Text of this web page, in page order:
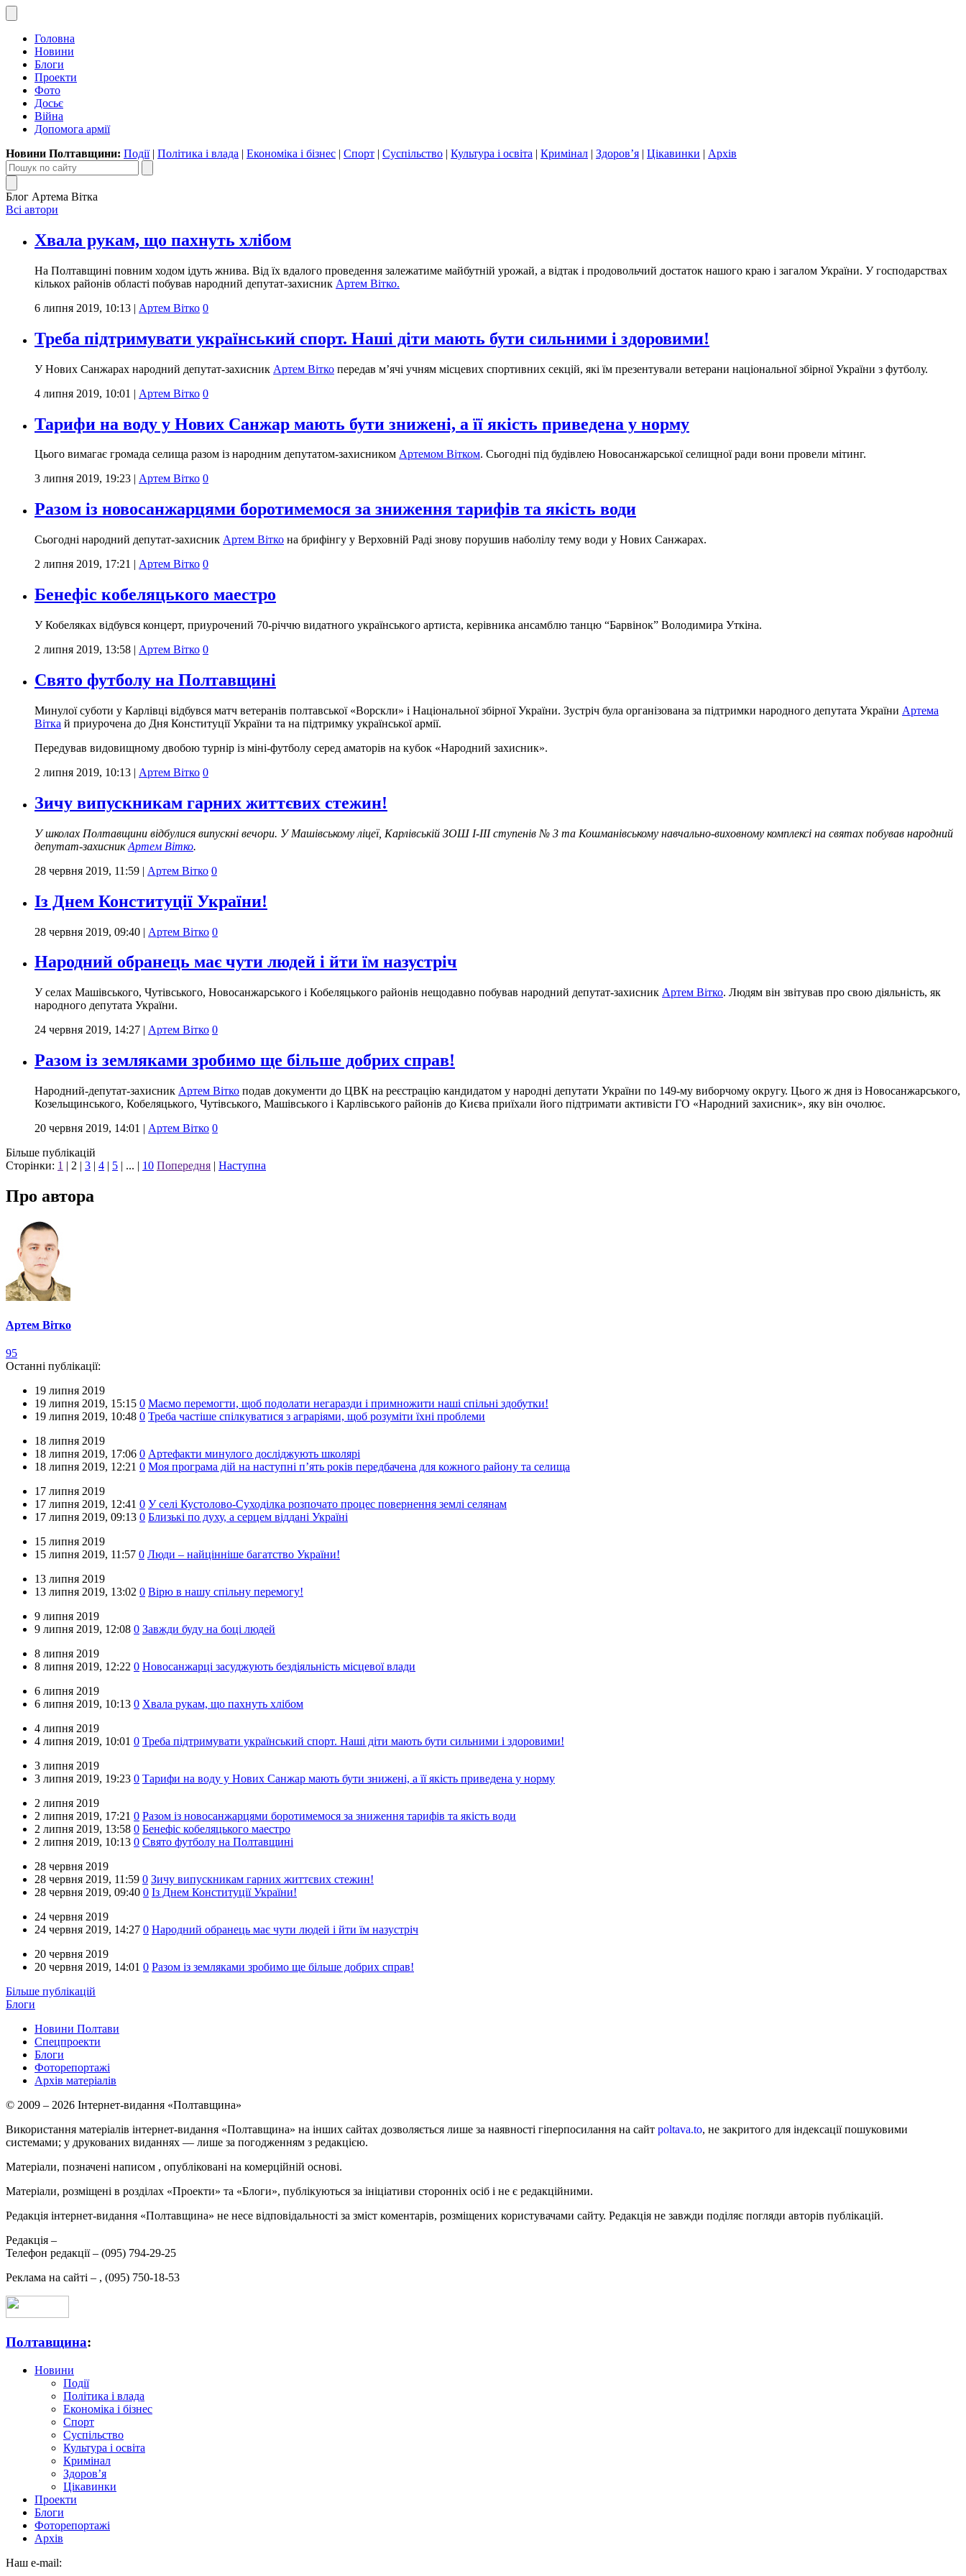
Головна
Новини
Блоги
Проекти
Фото
Досьє
Війна
Допомога армії
Новини Полтавщини: Події| Політика і влада | Економіка і бізнес | Спорт | Суспільство | Культура і освіта | Кримінал | Здоров’я | Цікавинки | Архів
Блог Артема Вітка
Всі автори
Хвала рукам, що пахнуть хлібом
На Полтавщині повним ходом ідуть жнива. Від їх вдалого проведення залежатиме майбутній урожай, а відтак і продовольчий достаток нашого краю і загалом України. У господарствах
кількох районів області побував народний депутат-захисник Артем Вітко.
6 липня 2019, 10:13 | Артем Вітко 0
Треба підтримувати український спорт. Наші діти мають бути сильними і здоровими!
У Нових Санжарах народний депутат-захисник Артем Вітко передав м’ячі учням місцевих спортивних секцій, які їм презентували ветерани національної збірної України з футболу.
4 липня 2019, 10:01 | Артем Вітко 0
Тарифи на воду у Нових Санжар мають бути знижені, а її якість приведена у норму
Цього вимагає громада селища разом із народним депутатом-захисником Артемом Вітком. Сьогодні під будівлею Новосанжарської селищної ради вони провели мітинг.
3 липня 2019, 19:23 | Артем Вітко 0
Разом із новосанжарцями боротимемося за зниження тарифів та якість води
Сьогодні народний депутат-захисник Артем Вітко на брифінгу у Верховній Раді знову порушив наболілу тему води у Нових Санжарах.
2 липня 2019, 17:21 | Артем Вітко 0
Бенефіс кобеляцького маестро
У Кобеляках відбувся концерт, приурочений 70-річчю видатного українського артиста, керівника ансамблю танцю “Барвінок” Володимира Уткіна.
2 липня 2019, 13:58 | Артем Вітко 0
Свято футболу на Полтавщині
Минулої суботи у Карлівці відбувся матч ветеранів полтавської «Ворскли» і Національної збірної України. Зустріч була організована за підтримки народного депутата України Артема
Вітка й приурочена до Дня Конституції України та на підтримку української армії.
Передував видовищному двобою турнір із міні-футболу серед аматорів на кубок «Народний захисник».
2 липня 2019, 10:13 | Артем Вітко 0
Зичу випускникам гарних життєвих стежин!
У школах Полтавщини відбулися випускні вечори. У Машівському ліцеї, Карлівській ЗОШ І-ІІІ ступенів № 3 та Кошманівському навчально-виховному комплексі на святах побував народний
депутат-захисникАртем Вітко.
28 червня 2019, 11:59 | Артем Вітко 0
Із Днем Конституції України!
28 червня 2019, 09:40 | Артем Вітко 0
Народний обранець має чути людей і йти їм назустріч
У селах Машівського, Чутівського, Новосанжарського і Кобеляцького районів нещодавно побував народний депутат-захисник Артем Вітко. Людям він звітував про свою діяльність, як
народного депутата України.
24 червня 2019, 14:27 | Артем Вітко 0
Разом із земляками зробимо ще більше добрих справ!
Народний-депутат-захисник Артем Вітко подав документи до ЦВК на реєстрацію кандидатом у народні депутати України по 149-му виборчому округу. Цього ж дня із Новосанжарського,
Козельщинського, Кобеляцького, Чутівського, Машівського і Карлівського районів до Києва приїхали його підтримати активісти ГО «Народний захисник», яку він очолює.
20 червня 2019, 14:01 | Артем Вітко 0
Більше публікацій
Сторінки: 1 | 2 | 3 | 4 | 5 | ... | 10 Попередня | Наступна
Про автора
Артем Вітко
95
Останні публікації:
19 липня 2019
19 липня 2019, 15:15 0 Маємо перемогти, щоб подолати негаразди і примножити наші спільні здобутки!
19 липня 2019, 10:48 0 Треба частіше спілкуватися з аграріями, щоб розуміти їхні проблеми
18 липня 2019
18 липня 2019, 17:06 0 Артефакти минулого досліджують школярі
18 липня 2019, 12:21 0 Моя програма дій на наступні п’ять років передбачена для кожного району та селища
17 липня 2019
17 липня 2019, 12:41 0 У селі Кустолово-Суходілка розпочато процес повернення землі селянам
17 липня 2019, 09:13 0 Близькі по духу, а серцем віддані Україні
15 липня 2019
15 липня 2019, 11:57 0 Люди – найцінніше багатство України!
13 липня 2019
13 липня 2019, 13:02 0 Вірю в нашу спільну перемогу!
9 липня 2019
9 липня 2019, 12:08 0 Завжди буду на боці людей
8 липня 2019
8 липня 2019, 12:22 0 Новосанжарці засуджують бездіяльність місцевої влади
6 липня 2019
6 липня 2019, 10:13 0 Хвала рукам, що пахнуть хлібом
4 липня 2019
4 липня 2019, 10:01 0 Треба підтримувати український спорт. Наші діти мають бути сильними і здоровими!
3 липня 2019
3 липня 2019, 19:23 0 Тарифи на воду у Нових Санжар мають бути знижені, а її якість приведена у норму
2 липня 2019
2 липня 2019, 17:21 0 Разом із новосанжарцями боротимемося за зниження тарифів та якість води
2 липня 2019, 13:58 0 Бенефіс кобеляцького маестро
2 липня 2019, 10:13 0 Свято футболу на Полтавщині
28 червня 2019
28 червня 2019, 11:59 0 Зичу випускникам гарних життєвих стежин!
28 червня 2019, 09:40 0 Із Днем Конституції України!
24 червня 2019
24 червня 2019, 14:27 0 Народний обранець має чути людей і йти їм назустріч
20 червня 2019
20 червня 2019, 14:01 0 Разом із земляками зробимо ще більше добрих справ!
Більше публікацій
Блоги
Новини Полтави
Спецпроекти
Блоги
Фоторепортажі
Архів матеріалів
© 2009 – 2026 Інтернет-видання «Полтавщина»
Використання матеріалів інтернет-видання «Полтавщина» на інших сайтах дозволяється лише за наявності гіперпосилання на сайт poltava.to, не закритого для індексації пошуковими
системами; у друкованих виданнях — лише за погодженням з редакцією.
Матеріали, позначені написом , опубліковані на комерційній основі.
Матеріали, розміщені в розділах «Проекти» та «Блоги», публікуються за ініціативи сторонніх осіб і не є редакційними.
Редакція інтернет-видання «Полтавщина» не несе відповідальності за зміст коментарів, розміщених користувачами сайту. Редакція не завжди поділяє погляди авторів публікацій.
Редакція –
Телефон редакції – (095) 794-29-25
Реклама на сайті – , (095) 750-18-53
Полтавщина:
Новини
Події
Політика і влада
Економіка і бізнес
Спорт
Суспільство
Культура і освіта
Кримінал
Здоров’я
Цікавинки
Проекти
Блоги
Фоторепортажі
Архів
Наш e-mail: